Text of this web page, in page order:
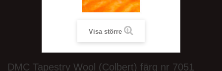
Visa större
DMC Tapestry Wool (Colbert) färg nr 7051